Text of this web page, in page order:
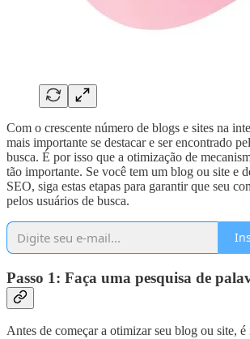
Com o crescente número de blogs e sites na
mais importante se destacar e ser encontrado
busca. É por isso que a otimização de
tão importante. Se você tem um blog ou site e
SEO, siga estas etapas para garantir que seu
pelos usuários de busca.
Passo 1: Faça uma pesquisa de
Antes de começar a otimizar seu blog ou site,